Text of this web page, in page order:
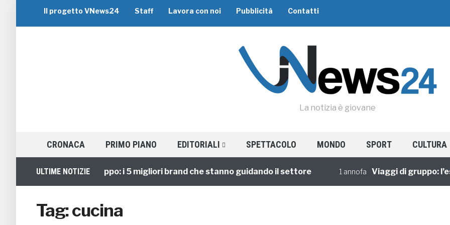
Il progetto VNews24 Staff Lavora con noi Pubblicità Contatti
La notizia è giovane
CRONACA PRIMO PIANO EDITORIALI SPETTACOLO MONDO SPORT CULTURA
ULTIME NOTIZIE
Viaggi di Gruppo: i 5 migliori brand che stanno guidando il settore 1 annofa Viaggi di gruppo:
Tag:cucina